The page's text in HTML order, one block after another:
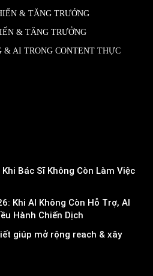
& TĂNG TRƯỞNG
& TĂNG TRƯỞNG
& AI TRONG CONTENT THỰC
Bác Sĩ Không Còn Làm Việc
Khi AI Không Còn Hỗ Trợ, AI
Hành Chiến Dịch
giúp mở rộng reach & xây